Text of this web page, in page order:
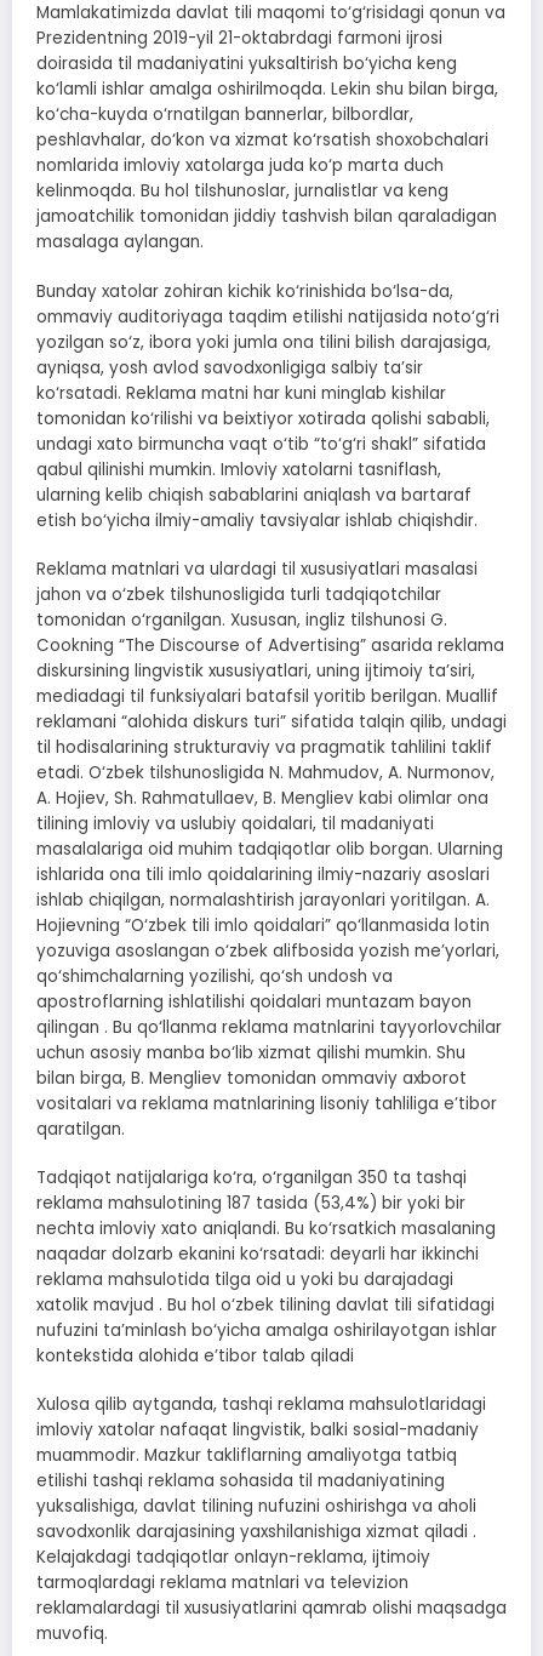
Mamlakatimizda davlat tili maqomi to‘g‘risidagi qonun va
Prezidentning 2019-yil 21-oktabrdagi farmoni ijrosi
doirasida til madaniyatini yuksaltirish bo‘yicha keng
ko‘lamli ishlar amalga oshirilmoqda. Lekin shu bilan birga,
ko‘cha-kuyda o‘rnatilgan bannerlar, bilbordlar,
peshlavhalar, do‘kon va xizmat ko‘rsatish shoxobchalari
nomlarida imloviy xatolarga juda ko‘p marta duch
kelinmoqda. Bu hol tilshunoslar, jurnalistlar va keng
jamoatchilik tomonidan jiddiy tashvish bilan qaraladigan
masalaga aylangan.
Bunday xatolar zohiran kichik ko‘rinishida bo‘lsa-da,
ommaviy auditoriyaga taqdim etilishi natijasida noto‘g‘ri
yozilgan so‘z, ibora yoki jumla ona tilini bilish darajasiga,
ayniqsa, yosh avlod savodxonligiga salbiy ta’sir
ko‘rsatadi. Reklama matni har kuni minglab kishilar
tomonidan ko‘rilishi va beixtiyor xotirada qolishi sababli,
undagi xato birmuncha vaqt o‘tib “to‘g‘ri shakl” sifatida
qabul qilinishi mumkin. Imloviy xatolarni tasniflash,
ularning kelib chiqish sabablarini aniqlash va bartaraf
etish bo‘yicha ilmiy-amaliy tavsiyalar ishlab chiqishdir.
Reklama matnlari va ulardagi til xususiyatlari masalasi
jahon va o‘zbek tilshunosligida turli tadqiqotchilar
tomonidan o‘rganilgan. Xususan, ingliz tilshunosi G.
Cookning “The Discourse of Advertising” asarida reklama
diskursining lingvistik xususiyatlari, uning ijtimoiy ta’siri,
mediadagi til funksiyalari batafsil yoritib berilgan. Muallif
reklamani “alohida diskurs turi” sifatida talqin qilib, undagi
til hodisalarining strukturaviy va pragmatik tahlilini taklif
etadi. O‘zbek tilshunosligida N. Mahmudov, A. Nurmonov,
A. Hojiev, Sh. Rahmatullaev, B. Mengliev kabi olimlar ona
tilining imloviy va uslubiy qoidalari, til madaniyati
masalalariga oid muhim tadqiqotlar olib borgan. Ularning
ishlarida ona tili imlo qoidalarining ilmiy-nazariy asoslari
ishlab chiqilgan, normalashtirish jarayonlari yoritilgan. A.
Hojievning “O‘zbek tili imlo qoidalari” qo‘llanmasida lotin
yozuviga asoslangan o‘zbek alifbosida yozish me’yorlari,
qo‘shimchalarning yozilishi, qo‘sh undosh va
apostroflarning ishlatilishi qoidalari muntazam bayon
qilingan . Bu qo‘llanma reklama matnlarini tayyorlovchilar
uchun asosiy manba bo‘lib xizmat qilishi mumkin. Shu
bilan birga, B. Mengliev tomonidan ommaviy axborot
vositalari va reklama matnlarining lisoniy tahliliga e’tibor
qaratilgan.
Tadqiqot natijalariga ko‘ra, o‘rganilgan 350 ta tashqi
reklama mahsulotining 187 tasida (53,4%) bir yoki bir
nechta imloviy xato aniqlandi. Bu ko‘rsatkich masalaning
naqadar dolzarb ekanini ko‘rsatadi: deyarli har ikkinchi
reklama mahsulotida tilga oid u yoki bu darajadagi
xatolik mavjud . Bu hol o‘zbek tilining davlat tili sifatidagi
nufuzini ta’minlash bo‘yicha amalga oshirilayotgan ishlar
kontekstida alohida e’tibor talab qiladi
Xulosa qilib aytganda, tashqi reklama mahsulotlaridagi
imloviy xatolar nafaqat lingvistik, balki sosial-madaniy
muammodir. Mazkur takliflarning amaliyotga tatbiq
etilishi tashqi reklama sohasida til madaniyatining
yuksalishiga, davlat tilining nufuzini oshirishga va aholi
savodxonlik darajasining yaxshilanishiga xizmat qiladi .
Kelajakdagi tadqiqotlar onlayn-reklama, ijtimoiy
tarmoqlardagi reklama matnlari va televizion
reklamalardagi til xususiyatlarini qamrab olishi maqsadga
muvofiq.